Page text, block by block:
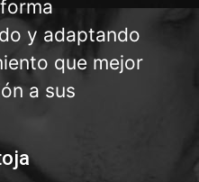
y adaptando
que mejor
a sus